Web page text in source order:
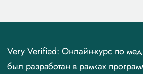
Very Verified: Онлайн-курс по
был разработан в рамках